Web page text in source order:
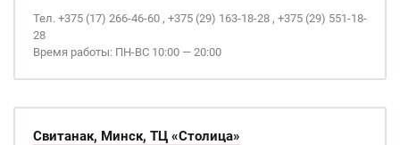
Тел. +375 (17) 266-46-60 , +375 (29) 163-18-28 , +375 (29) 551-18-
28
Время работы: ПН-ВС 10:00 — 20:00
Свитанак, Минск, ТЦ «Столица»